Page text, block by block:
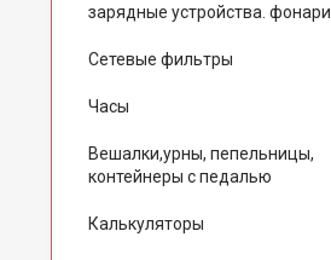
зарядные устройства. фонари
Сетевые фильтры
Часы
Вешалки,урны, пепельницы,
контейнеры с педалью
Калькуляторы